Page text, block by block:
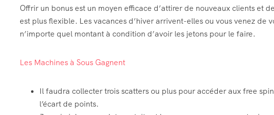
Offrir un bonus est un moyen efficace d’attirer de nouveaux clients et
est plus flexible. Les vacances d’hiver arrivent-elles ou vous venez
n’importe quel montant à condition d’avoir les jetons pour le faire.
Les Machines à Sous Gagnent
Il faudra collecter trois scatters ou plus pour accéder aux free
l’écart de points.